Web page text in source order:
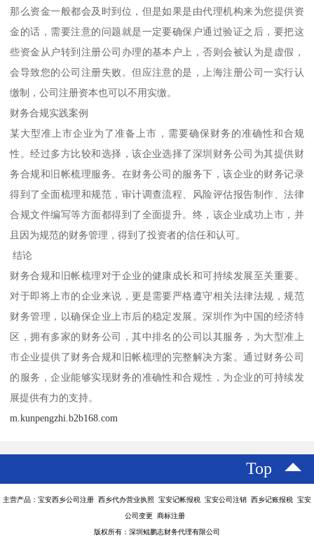
那么资金一般都会及时到位，但是如果是由代理机构来为您提供资
金的话，需要注意的问题就是一定要确保户通过验证之后，要把这
些资金从户转到注册公司办理的基本户上，否则会被认为是虚假，
会导致您的公司注册失败。但应注意的是，上海注册公司一实行认
缴制，公司注册资本也可以不用实缴。
财务合规实践案例
某大型准上市企业为了准备上市，需要确保财务的准确性和合规
性。经过多方比较和选择，该企业选择了深圳财务公司为其提供财
务合规和旧帐梳理服务。在财务公司的服务下，该企业的财务记录
得到了全面梳理和规范，审计调查流程、风险评估报告制作、法律
合规文件编写等方面都得到了全面提升。终，该企业成功上市，并
且因为规范的财务管理，得到了投资者的信任和认可。
结论
财务合规和旧帐梳理对于企业的健康成长和可持续发展至关重要。
对于即将上市的企业来说，更是需要严格遵守相关法律法规，规范
财务管理，以确保企业上市后的稳定发展。深圳作为中国的经济特
区，拥有多家的财务公司，其中排名的公司以其服务，为大型准上
市企业提供了财务合规和旧帐梳理的完整解决方案。通过财务公司
的服务，企业能够实现财务的准确性和合规性，为企业的可持续发
展提供有力的支持。
m.kunpengzhi.b2b168.com
Top
主营产品：宝安西乡公司注册 西乡代办营业执照 宝安记帐报税 宝安公司注销 西乡记账报税 宝安
公司变更 商标注册
版权所有：深圳鲲鹏志财务代理有限公司